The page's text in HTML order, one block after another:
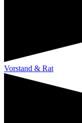
Vorstand & Rat